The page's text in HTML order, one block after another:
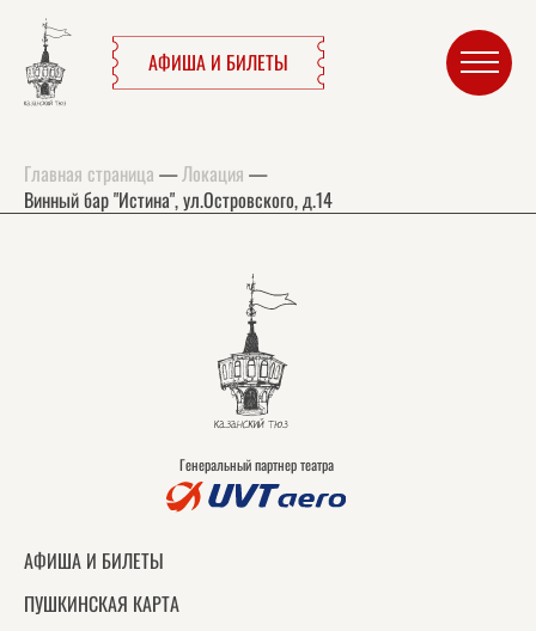
АФИША И БИЛЕТЫ
Главная страница —Локация —
Винный бар "Истина", ул.Островского, д.14
Генеральный партнер театра
АФИША И БИЛЕТЫ
ПУШКИНСКАЯ КАРТА